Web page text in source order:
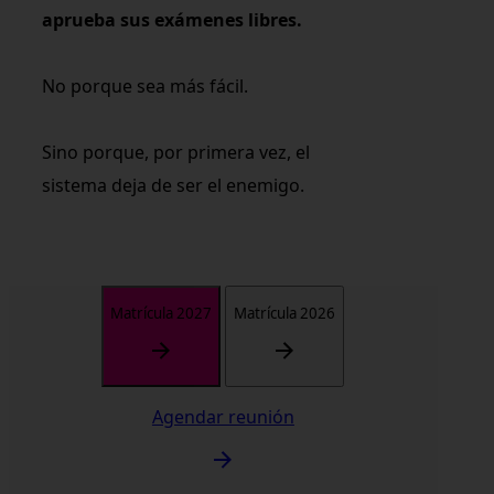
aprueba sus exámenes libres.
No porque sea más fácil.
Sino porque, por primera vez, el
sistema deja de ser el enemigo.
Matrícula 2027 Matrícula 2026
Agendar reunión